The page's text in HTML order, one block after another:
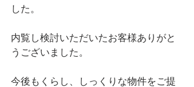
した。
内覧し検討いただいたお客様ありがと
うございました。
今後もくらし、しっくりな物件をご提